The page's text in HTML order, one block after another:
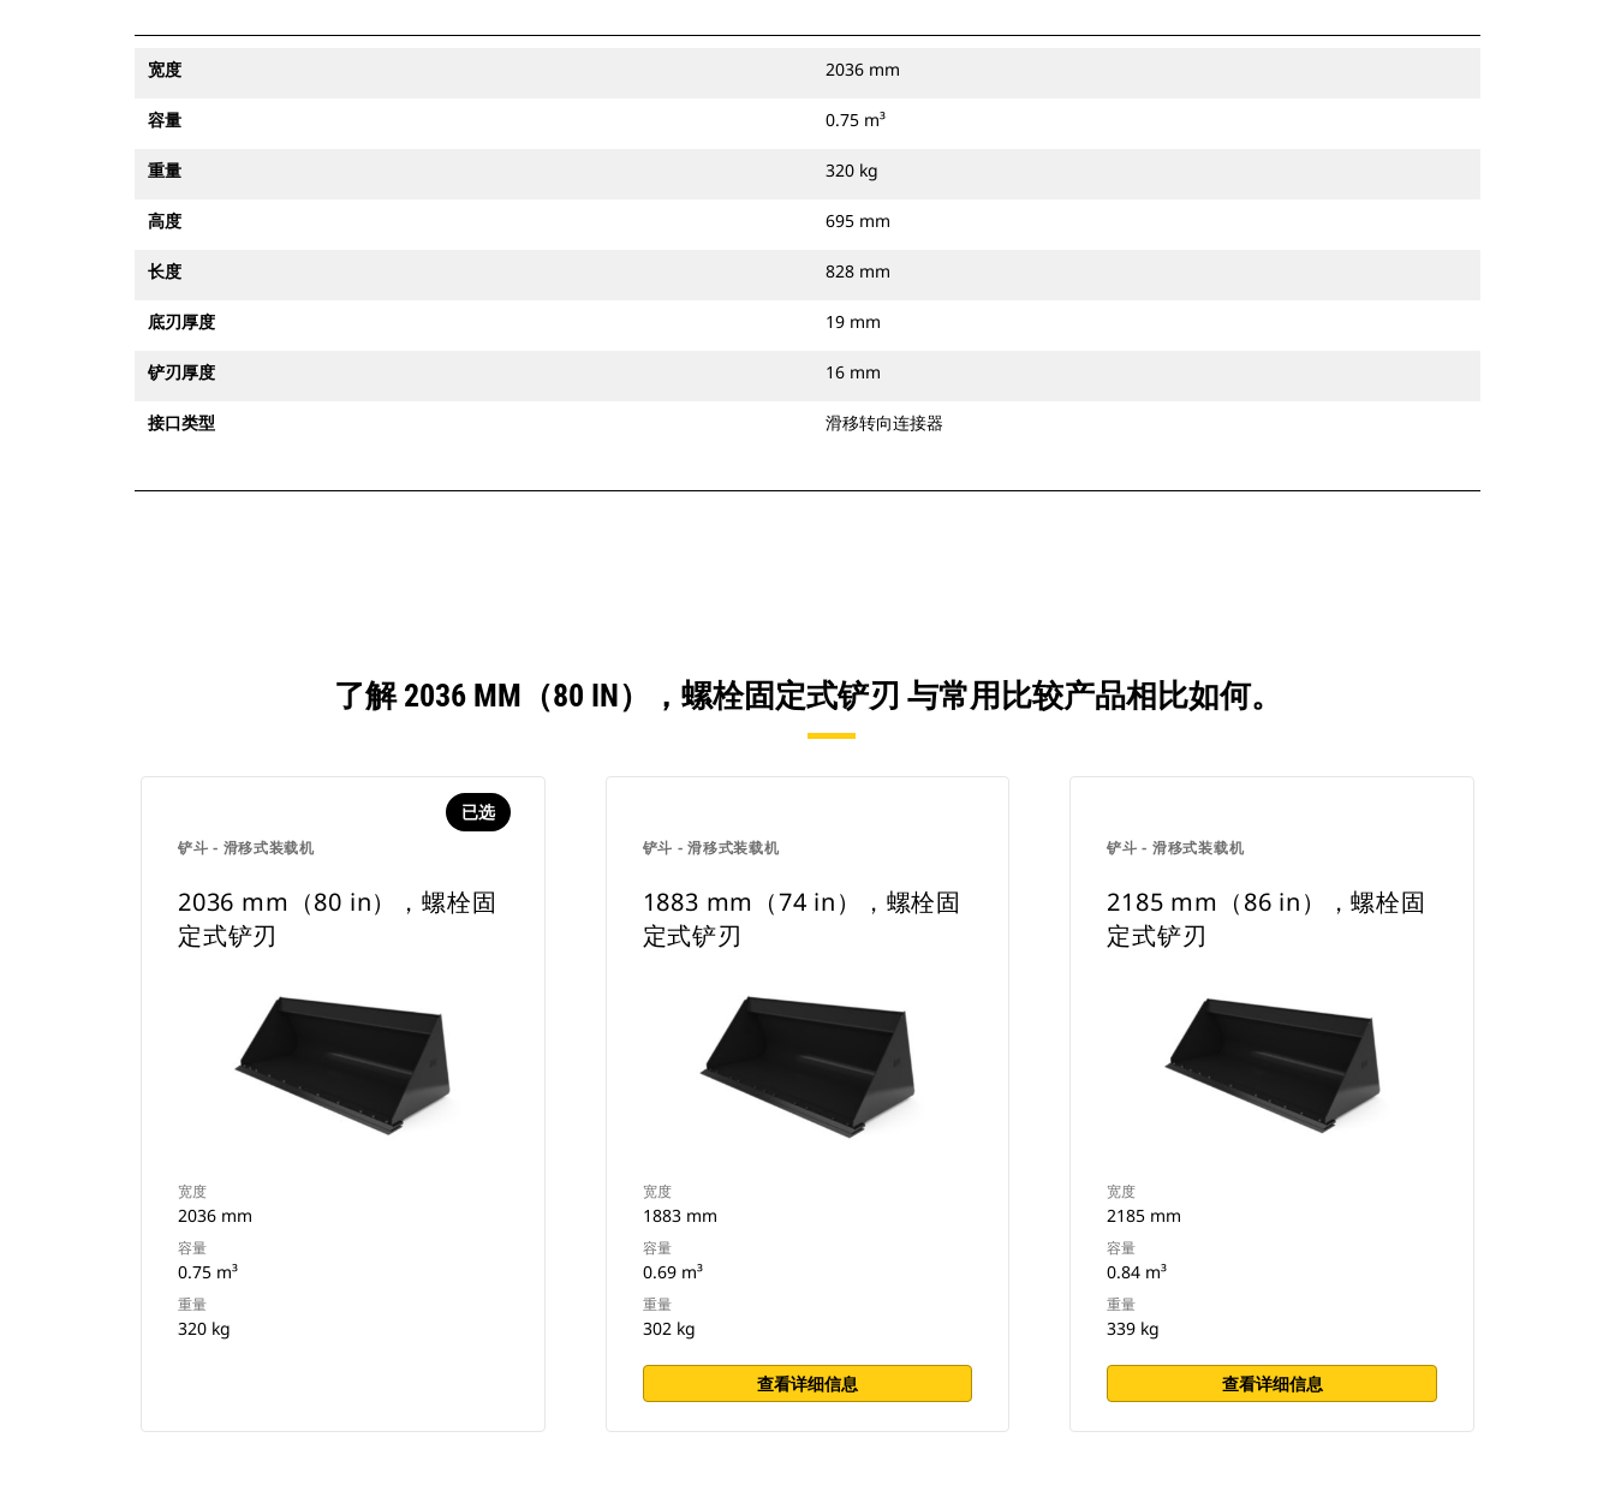
宽度 2036 mm
容量 0.75 m³
重量 320 kg
高度 695 mm
长度 828 mm
底刃厚度 19 mm
铲刃厚度 16 mm
接口类型 滑移转向连接器
了解 2036 MM（80 IN），螺栓固定式铲刃 与常用比较产品相比如何。
铲斗 - 滑移式装载机
已选
2036 mm（80 in），螺栓固
定式铲刃
宽度
2036 mm
容量
0.75 m³
重量
320 kg
铲斗 - 滑移式装载机
1883 mm（74 in），螺栓固
定式铲刃
宽度
1883 mm
容量
0.69 m³
重量
302 kg
查看详细信息
铲斗 - 滑移式装载机
2185 mm（86 in），螺栓固
定式铲刃
宽度
2185 mm
容量
0.84 m³
重量
339 kg
查看详细信息